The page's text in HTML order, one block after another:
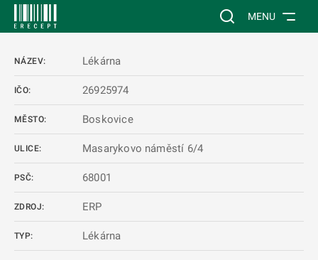
Vyhledávání na
MENU
NÁZEV: Lékárna
IČO: 26925974
MĚSTO: Boskovice
ULICE: Masarykovo náměstí 6/4
PSČ: 68001
ZDROJ: ERP
TYP: Lékárna